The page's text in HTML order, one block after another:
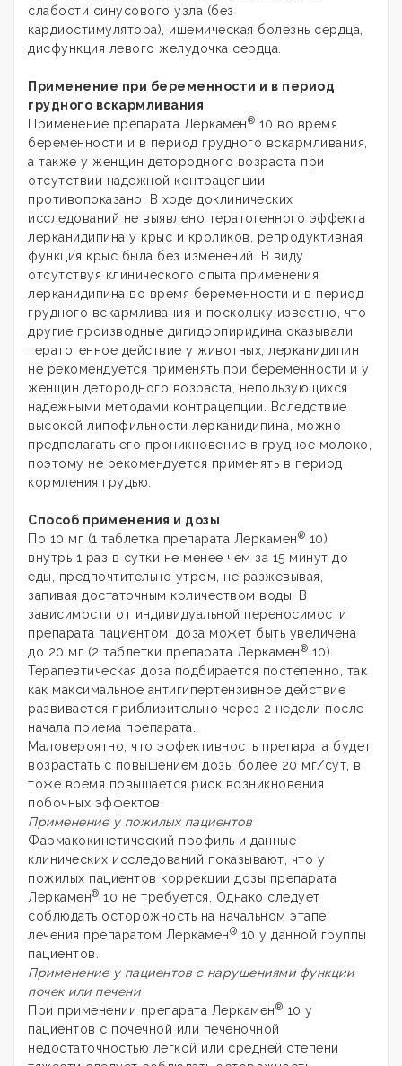
слабости синусового узла (без
кардиостимулятора), ишемическая болезнь сердца,
дисфункция левого желудочка сердца.
Применение при беременности и в период
грудного вскармливания
Применение препарата Леркамен® 10 во время
беременности и в период грудного вскармливания,
а также у женщин детородного возраста при
отсутствии надежной контрацепции
противопоказано. В ходе доклинических
исследований не выявлено тератогенного эффекта
лерканидипина у крыс и кроликов, репродуктивная
функция крыс была без изменений. В виду
отсутствуя клинического опыта применения
лерканидипина во время беременности и в период
грудного вскармливания и поскольку известно, что
другие производные дигидропиридина оказывали
тератогенное действие у животных, лерканидипин
не рекомендуется применять при беременности и у
женщин детородного возраста, непользующихся
надежными методами контрацепции. Вследствие
высокой липофильности лерканидипина, можно
предполагать его проникновение в грудное молоко,
поэтому не рекомендуется применять в период
кормления грудью.
Способ применения и дозы
По 10 мг (1 таблетка препарата Леркамен® 10)
внутрь 1 раз в сутки не менее чем за 15 минут до
еды, предпочтительно утром, не разжевывая,
запивая достаточным количеством воды. В
зависимости от индивидуальной переносимости
препарата пациентом, доза может быть увеличена
до 20 мг (2 таблетки препарата Леркамен® 10).
Терапевтическая доза подбирается постепенно, так
как максимальное антигипертензивное действие
развивается приблизительно через 2 недели после
начала приема препарата.
Маловероятно, что эффективность препарата будет
возрастать с повышением дозы более 20 мг/сут, в
тоже время повышается риск возникновения
побочных эффектов.
Применение у пожилых пациентов
Фармакокинетический профиль и данные
клинических исследований показывают, что у
пожилых пациентов коррекции дозы препарата
Леркамен® 10 не требуется. Однако следует
соблюдать осторожность на начальном этапе
лечения препаратом Леркамен® 10 у данной группы
пациентов.
Применение у пациентов с нарушениями функции
почек или печени
При применении препарата Леркамен® 10 у
пациентов с почечной или печеночной
недостаточностью легкой или средней степени